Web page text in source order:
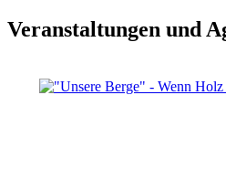
Veranstaltungen und